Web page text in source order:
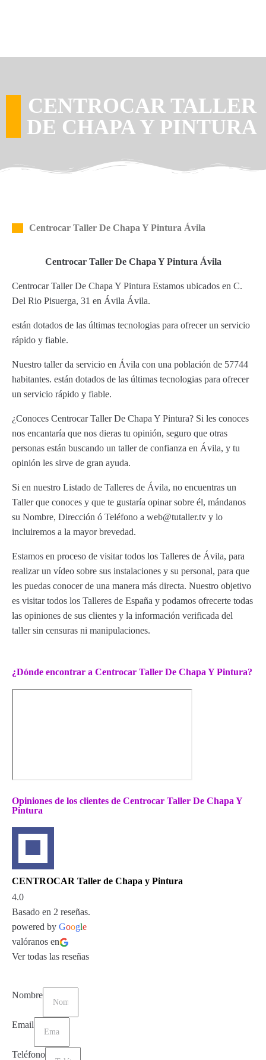
CENTROCAR TALLER
DE CHAPA Y PINTURA
Centrocar Taller De Chapa Y Pintura Ávila
Centrocar Taller De Chapa Y Pintura Ávila
Centrocar Taller De Chapa Y Pintura Estamos ubicados en C.
Del Rio Pisuerga, 31 en Ávila Ávila.
están dotados de las últimas tecnologias para ofrecer un servicio
rápido y fiable.
Nuestro taller da servicio en Ávila con una población de 57744
habitantes. están dotados de las últimas tecnologias para ofrecer
un servicio rápido y fiable.
¿Conoces Centrocar Taller De Chapa Y Pintura? Si les conoces
nos encantaría que nos dieras tu opinión, seguro que otras
personas están buscando un taller de confianza en Ávila, y tu
opinión les sirve de gran ayuda.
Si en nuestro Listado de Talleres de Ávila, no encuentras un
Taller que conoces y que te gustaría opinar sobre él, mándanos
su Nombre, Dirección ó Teléfono a web@tutaller.tv y lo
incluiremos a la mayor brevedad.
Estamos en proceso de visitar todos los Talleres de Ávila, para
realizar un vídeo sobre sus instalaciones y su personal, para que
les puedas conocer de una manera más directa. Nuestro objetivo
es visitar todos los Talleres de España y podamos ofrecerte todas
las opiniones de sus clientes y la información verificada del
taller sin censuras ni manipulaciones.
¿Dónde encontrar a Centrocar Taller De Chapa Y Pintura?
Opiniones de los clientes de Centrocar Taller De Chapa Y
Pintura
CENTROCAR Taller de Chapa y Pintura
4.0
Basado en 2 reseñas.
powered by Google
valóranos en
Ver todas las reseñas
Nombre
Email
Teléfono